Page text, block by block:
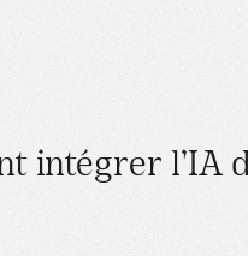
intégrer l’IA